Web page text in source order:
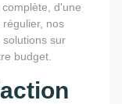
d'une
nos
sur
budget.